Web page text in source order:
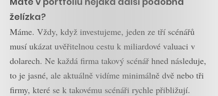
želízka?
Máme. Vždy, když investujeme, jeden ze tří scénářů
musí ukázat uvěřitelnou cestu k miliardové valuaci v
dolarech. Ne každá firma takový scénář hned následuje,
to je jasné, ale aktuálně vidíme minimálně dvě nebo tři
firmy, které se k takovému scénáři rychle přibližují.